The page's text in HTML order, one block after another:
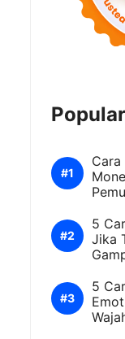
5
Jika
5